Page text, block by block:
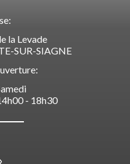
la Levade
SUR-SIAGNE
- 18h30